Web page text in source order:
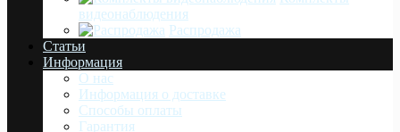
видеонаблюдения
Распродажа
Статьи
Информация
О нас
Информация о доставке
Cпособы оплаты
Гарантия